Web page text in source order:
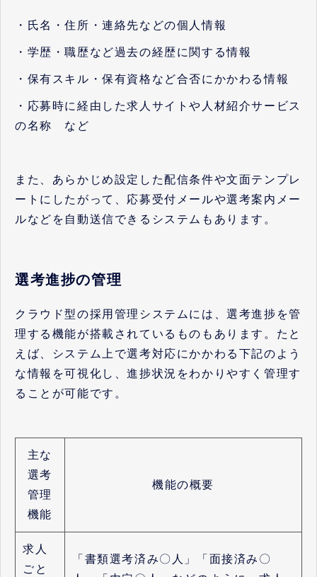
・氏名・住所・連絡先などの個人情報
・学歴・職歴など過去の経歴に関する情報
・保有スキル・保有資格など合否にかかわる情報
・応募時に経由した求人サイトや人材紹介サービス
の名称 など
また、あらかじめ設定した配信条件や文面テンプレ
ートにしたがって、応募受付メールや選考案内メー
ルなどを自動送信できるシステムもあります。
選考進捗の管理
クラウド型の採用管理システムには、選考進捗を管
理する機能が搭載されているものもあります。たと
えば、システム上で選考対応にかかわる下記のよう
な情報を可視化し、進捗状況をわかりやすく管理す
ることが可能です。
主な
選考
管理
機能
機能の概要
求人
ごと
「書類選考済み〇人」「面接済み〇